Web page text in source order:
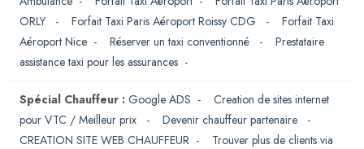
ORLY
- Forfait Taxi Paris Aéroport Roissy CDG - Forfait Taxi
Aéroport Nice - Réserver un taxi conventionné - Prestataire
assistance taxi pour les assurances -
Spécial Chauffeur : Google ADS - Creation de sites internet
pour VTC / Meilleur prix
- Devenir chauffeur partenaire
-
CREATION SITE WEB CHAUFFEUR - Trouver plus de clients via